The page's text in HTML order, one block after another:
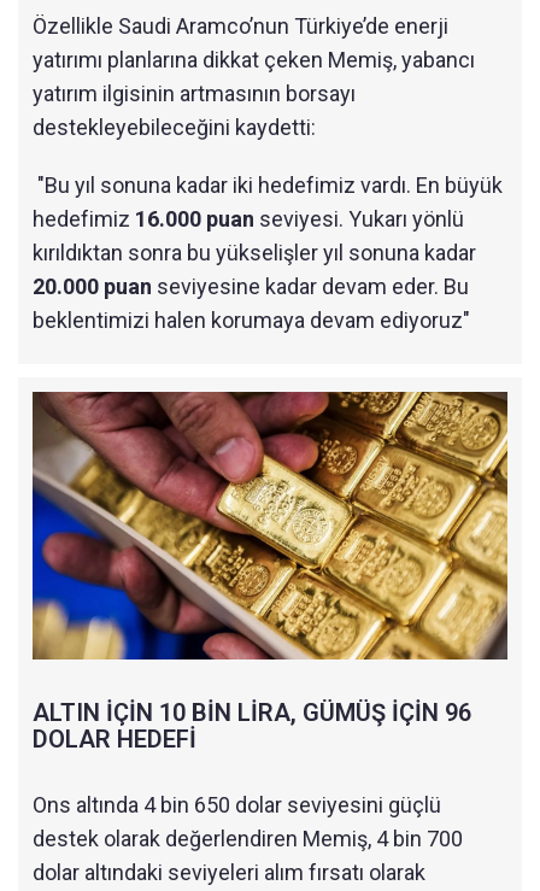
Özellikle Saudi Aramco’nun Türkiye’de enerji
yatırımı planlarına dikkat çeken Memiş, yabancı
yatırım ilgisinin artmasının borsayı
destekleyebileceğini kaydetti:
"Bu yıl sonuna kadar iki hedefimiz vardı. En büyük
hedefimiz 16.000 puan seviyesi. Yukarı yönlü
kırıldıktan sonra bu yükselişler yıl sonuna kadar
20.000 puan seviyesine kadar devam eder. Bu
beklentimizi halen korumaya devam ediyoruz"
ALTIN İÇİN 10 BİN LİRA, GÜMÜŞ İÇİN 96
DOLAR HEDEFİ
Ons altında 4 bin 650 dolar seviyesini güçlü
destek olarak değerlendiren Memiş, 4 bin 700
dolar altındaki seviyeleri alım fırsatı olarak